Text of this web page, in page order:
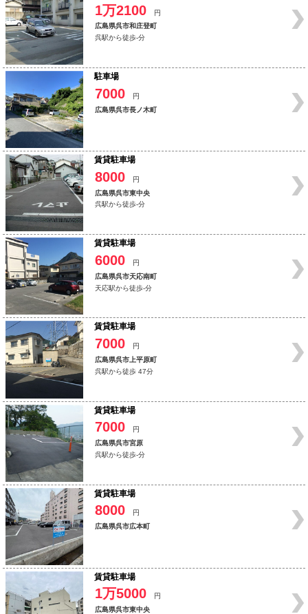
1万2100
円
広島県呉市和庄登町
呉駅から徒歩-分
駐車場
7000
円
広島県呉市長ノ木町
賃貸駐車場
8000
円
広島県呉市東中央
呉駅から徒歩-分
賃貸駐車場
6000
円
広島県呉市天応南町
天応駅から徒歩-分
賃貸駐車場
7000
円
広島県呉市上平原町
呉駅から徒歩 47分
賃貸駐車場
7000
円
広島県呉市宮原
呉駅から徒歩-分
賃貸駐車場
8000
円
広島県呉市広本町
賃貸駐車場
1万5000
円
広島県呉市東中央